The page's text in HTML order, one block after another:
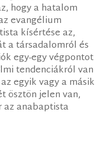
hogy a hatalom
evangélium
kísértése az,
a társadalomról és
egy-egy végpontot
tendenciákról van
egyik vagy a másik
ösztön jelen van,
az anabaptista